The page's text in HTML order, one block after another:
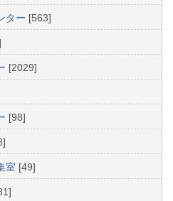
ター [563]
[2029]
[98]
室 [49]